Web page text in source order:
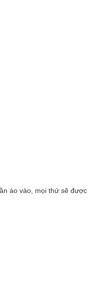
áo vào, mọi thứ sẽ được